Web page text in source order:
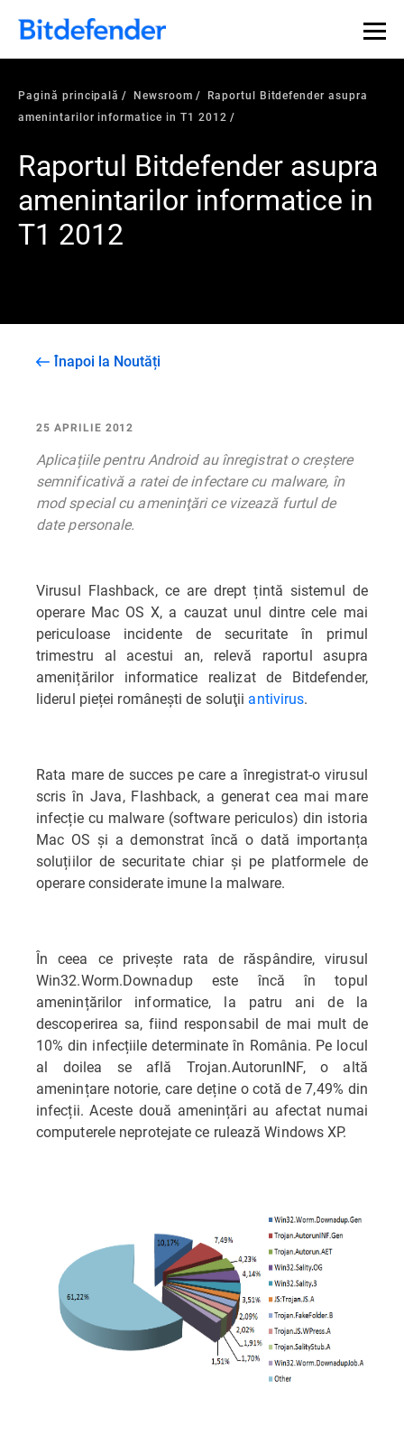
Pagină principală Newsroom
Raportul Bitdefender asupra
amenintarilor informatice in T1 2012
Raportul Bitdefender asupra
amenintarilor informatice in
T1 2012
Înapoi la Noutăți
25 APRILIE 2012
Aplicațiile pentru Android au înregistrat o creștere
semnificativă a ratei de infectare cu malware, în
mod special cu ameninţări ce vizează furtul de
date personale.
Virusul Flashback, ce are drept țintă sistemul de
operare Mac OS X, a cauzat unul dintre cele mai
periculoase incidente de securitate în primul
trimestru al acestui an, relevă raportul asupra
amenițărilor informatice realizat de Bitdefender,
liderul pieței românești de soluţii antivirus.
Rata mare de succes pe care a înregistrat-o virusul
scris în Java, Flashback, a generat cea mai mare
infecție cu malware (software periculos) din istoria
Mac OS și a demonstrat încă o dată importanța
soluțiilor de securitate chiar și pe platformele de
operare considerate imune la malware.
În ceea ce privește rata de răspândire, virusul
Win32.Worm.Downadup este încă în topul
amenințărilor informatice, la patru ani de la
descoperirea sa, fiind responsabil de mai mult de
10% din infecțiile determinate în România. Pe locul
al doilea se află Trojan.AutorunINF, o altă
amenințare notorie, care deține o cotă de 7,49% din
infecții. Aceste două amenințări au afectat numai
computerele neprotejate ce rulează Windows XP.